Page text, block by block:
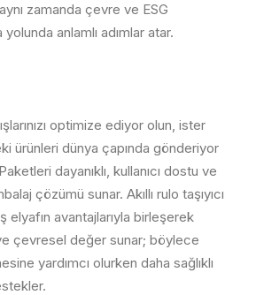
zamanda çevre ve ESG
anlamlı adımlar atar.
optimize ediyor olun, ister
ürünleri dünya çapında gönderiyor
dayanıklı, kullanıcı dostu ve
çözümü sunar. Akıllı rulo taşıyıcı
elyafın avantajlarıyla birleşerek
çevresel değer sunar; böylece
yardımcı olurken daha sağlıklı